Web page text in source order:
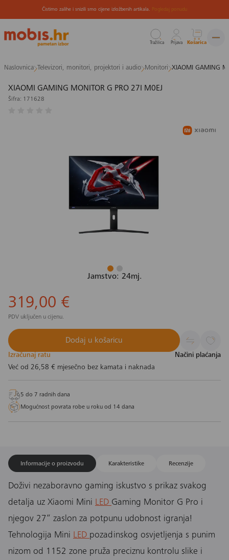
na
Čistimo zalihe i snizili smo cijene izložbenih artikala. Pogledaj ponudu
Tražilica Prijava Košarica
Naslovnica Televizori, monitori, projektori i audio Monitori XIAOMI GAMING
XIAOMI GAMING MONITOR G PRO 27I M0EJ
Šifra: 171628
Jamstvo: 24mj.
319,00 €
PDV uključen u cijenu.
Dodaj u košaricu
Izračunaj ratu
Načini plaćanja
Već od 26,58 € mjesečno bez kamata i naknada
5 do 7 radnih dana
Mogućnost povrata robe u roku od 14 dana
Informacije o proizvodu Karakteristike Recenzije
Doživi nezaboravno gaming iskustvo s prikaz svakog
detalja uz Xiaomi Mini LED Gaming Monitor G Pro i
njegov 27“ zaslon za potpunu udobnost igranja!
Tehnologija Mini LED pozadinskog osvjetljenja s punim
nizom od 1152 zone pruža preciznu kontrolu slike i